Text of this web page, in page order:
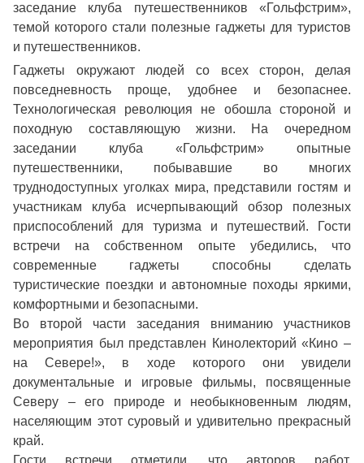
заседание клуба путешественников «Гольфстрим»,
темой которого стали полезные гаджеты для туристов
и путешественников.
Гаджеты окружают людей со всех сторон, делая
повседневность проще, удобнее и безопаснее.
Технологическая революция не обошла стороной и
походную составляющую жизни. На очередном
заседании клуба «Гольфстрим» опытные
путешественники, побывавшие во многих
труднодоступных уголках мира, представили гостям и
участникам клуба исчерпывающий обзор полезных
приспособлений для туризма и путешествий. Гости
встречи на собственном опыте убедились, что
современные гаджеты способны сделать
туристические поездки и автономные походы яркими,
комфортными и безопасными.
Во второй части заседания вниманию участников
мероприятия был представлен Кинолекторий «Кино –
на Севере!», в ходе которого они увидели
документальные и игровые фильмы, посвященные
Северу – его природе и необыкновенным людям,
населяющим этот суровый и удивительно прекрасный
край.